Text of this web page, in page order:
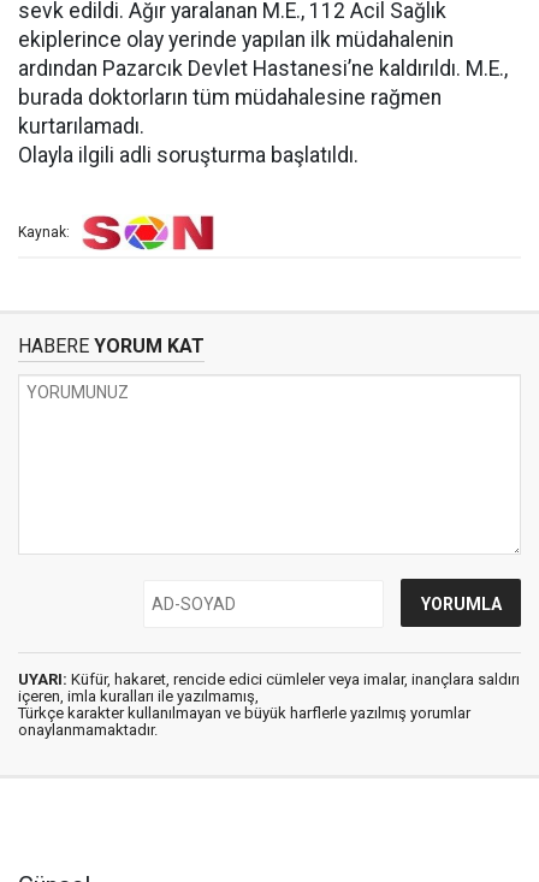
sevk edildi. Ağır yaralanan M.E., 112 Acil Sağlık
ekiplerince olay yerinde yapılan ilk müdahalenin
ardından Pazarcık Devlet Hastanesi’ne kaldırıldı. M.E.,
burada doktorların tüm müdahalesine rağmen
kurtarılamadı.
Olayla ilgili adli soruşturma başlatıldı.
Kaynak:
HABERE YORUM KAT
UYARI: Küfür, hakaret, rencide edici cümleler veya imalar, inançlara saldırı
içeren, imla kuralları ile yazılmamış,
Türkçe karakter kullanılmayan ve büyük harflerle yazılmış yorumlar
onaylanmamaktadır.